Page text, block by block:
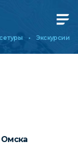
туры Экскурсии
Омска